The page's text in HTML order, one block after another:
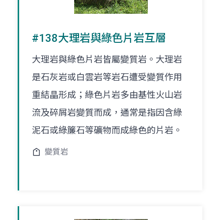
#138大理岩與綠色片岩互層
大理岩與綠色片岩皆屬變質岩。大理岩
是石灰岩或白雲岩等岩石遭受變質作用
重結晶形成；綠色片岩多由基性火山岩
流及碎屑岩變質而成，通常是指因含綠
泥石或綠簾石等礦物而成綠色的片岩。
變質岩